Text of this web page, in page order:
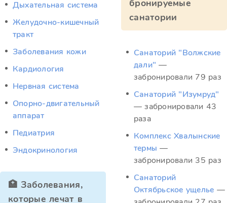
Дыхательная система
Желудочно-кишечный
тракт
Заболевания кожи
Кардиология
Нервная система
Опорно-двигательный
аппарат
Педиатрия
Эндокринология
🏥 Заболевания,
которые лечат в
бронируемые
санатории
Санаторий "Волжские
дали" —
забронировали 79 раз
Санаторий "Изумруд"
— забронировали 43
раза
Комплекс Хвалынские
термы —
забронировали 35 раз
Санаторий
Октябрьское ущелье —